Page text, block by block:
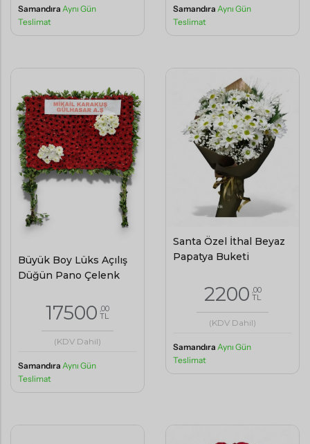
Samandıra Aynı Gün
Teslimat
Samandıra Aynı Gün
Teslimat
Büyük Boy Lüks Açılış
Düğün Pano Çelenk
17500 ,00
TL
(KDV Dahil)
Samandıra Aynı Gün
Teslimat
Santa Özel İthal Beyaz
Papatya Buketi
2200 ,00
TL
(KDV Dahil)
Samandıra Aynı Gün
Teslimat